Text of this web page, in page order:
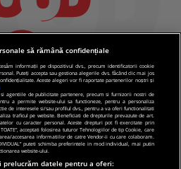
să rămână confidențiale
informații pe dispozitivul dvs., precum identificatorii cookie
Puteți accepta sau gestiona alegerile dvs. făcând clic mai jos
Aceste alegeri vor fi raportate partenerilor noștri și
agentiile de publicitate partenere, precum si furnizorii nostri de
a permite website-ului sa functioneze, pentru a personaliza
de interesele si/sau profilul dvs., pentru a va oferi functionalitati
traficul pe website. Beneficiati de drepturile prevazute de art.
cu caracter personal. Aceste drepturi pot fi exercitate prin
TOATE”, acceptati folosirea tuturor Tehnologiilor de tip Cookie, care
accesarea informatiilor de catre Vendor-ii cu care colaboram.
puteti schimba preferintele in mod individual, mai putin
website-ului.
datele pentru a oferi: